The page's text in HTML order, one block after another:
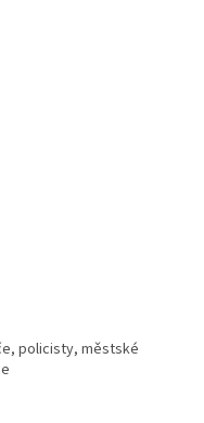
policisty, městské